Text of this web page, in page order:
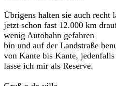
Übrigens halten sie auch recht
jetzt schon fast 12.000 km
wenig Autobahn gefahren
bin und auf der Landstraße
von Kante bis Kante,
lasse ich mir als Reserve.